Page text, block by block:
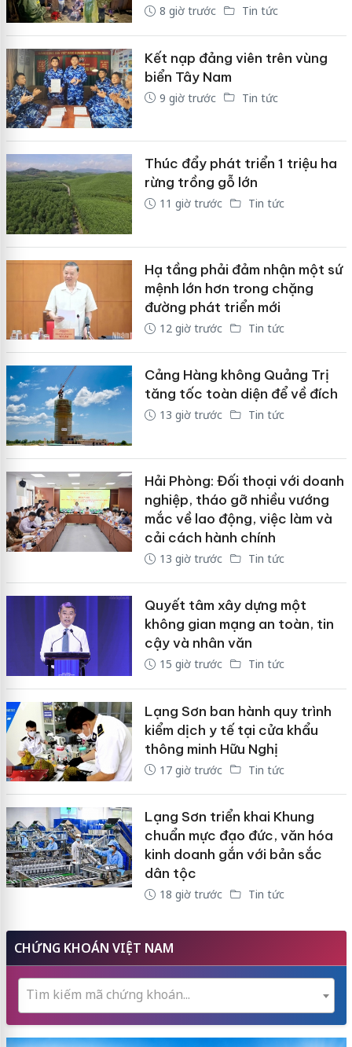
8 giờ trước Tin tức
Kết nạp đảng viên trên vùng
biển Tây Nam
9 giờ trước Tin tức
Thúc đẩy phát triển 1 triệu ha
rừng trồng gỗ lớn
11 giờ trước Tin tức
Hạ tầng phải đảm nhận một sứ
mệnh lớn hơn trong chặng
đường phát triển mới
12 giờ trước Tin tức
Cảng Hàng không Quảng Trị
tăng tốc toàn diện để về đích
13 giờ trước Tin tức
Hải Phòng: Đối thoại với doanh
nghiệp, tháo gỡ nhiều vướng
mắc về lao động, việc làm và
cải cách hành chính
13 giờ trước Tin tức
Quyết tâm xây dựng một
không gian mạng an toàn, tin
cậy và nhân văn
15 giờ trước Tin tức
Lạng Sơn ban hành quy trình
kiểm dịch y tế tại cửa khẩu
thông minh Hữu Nghị
17 giờ trước Tin tức
Lạng Sơn triển khai Khung
chuẩn mực đạo đức, văn hóa
kinh doanh gắn với bản sắc
dân tộc
18 giờ trước Tin tức
CHỨNG KHOÁN VIỆT NAM
Tìm kiếm mã chứng khoán...